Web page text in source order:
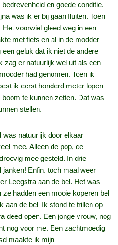
en goede conditie.
was ik er bij gaan fluiten. Toen
voorwiel gleed weg in een
met fiets en al in de modder
geluk dat ik niet de andere
zag er natuurlijk wel uit als een
had genomen. Toen ik
ik eerst honderd meter lopen
te kunnen zetten. Dat was
stellen.
was natuurlijk door elkaar
mee. Alleen de pop, de
mee gesteld. In drie
Enfin, toch maal weer
Leegstra aan de bel. Het was
ze hadden een mooie koperen bel
aan de bel. Ik stond te trillen op
deed open. Een jonge vrouw, nog
nog voor me. Een zachtmoedig
maakte ik mijn